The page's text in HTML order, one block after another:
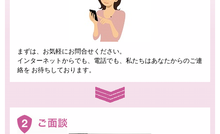
まずは、お気軽にお問合せください。
インターネットからでも、電話でも、私たちはあなたからのご連
絡を お待ちしております。